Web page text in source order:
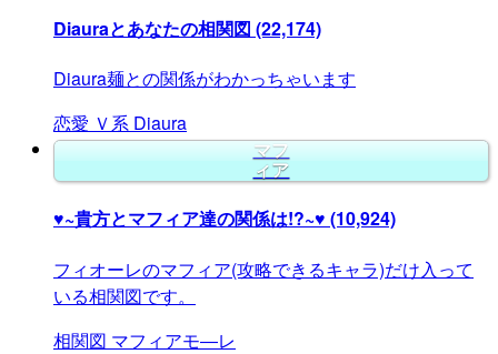
Diauraとあなたの相関図 (22,174)
Diaura麺との関係がわかっちゃいます
恋愛 Ｖ系 Diaura
マフ
ィア
♥~貴方とマフィア達の関係は!?~♥ (10,924)
フィオーレのマフィア(攻略できるキャラ)だけ入って
いる相関図です。
相関図 マフィアモ―レ